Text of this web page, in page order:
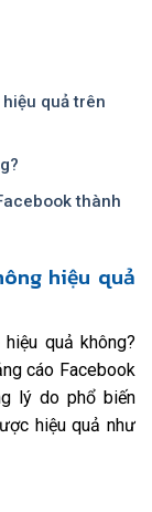
quả trên
thành
hiệu quả
quả không?
cáo Facebook
lý do phổ biến
hiệu quả như